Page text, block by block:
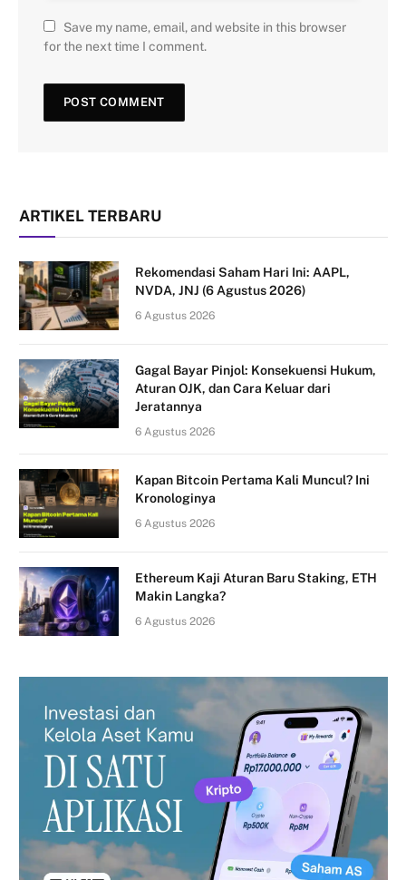
Save my name, email, and website in this browser
for the next time I comment.
ARTIKEL TERBARU
Rekomendasi Saham Hari Ini: AAPL,
NVDA, JNJ (6 Agustus 2026)
6 Agustus 2026
Gagal Bayar Pinjol: Konsekuensi Hukum,
Aturan OJK, dan Cara Keluar dari
Jeratannya
6 Agustus 2026
Kapan Bitcoin Pertama Kali Muncul? Ini
Kronologinya
6 Agustus 2026
Ethereum Kaji Aturan Baru Staking, ETH
Makin Langka?
6 Agustus 2026